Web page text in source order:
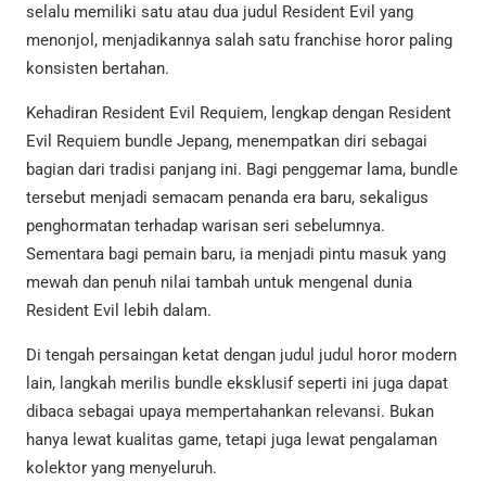
selalu memiliki satu atau dua judul Resident Evil yang
menonjol, menjadikannya salah satu franchise horor paling
konsisten bertahan.
Kehadiran Resident Evil Requiem, lengkap dengan Resident
Evil Requiem bundle Jepang, menempatkan diri sebagai
bagian dari tradisi panjang ini. Bagi penggemar lama, bundle
tersebut menjadi semacam penanda era baru, sekaligus
penghormatan terhadap warisan seri sebelumnya.
Sementara bagi pemain baru, ia menjadi pintu masuk yang
mewah dan penuh nilai tambah untuk mengenal dunia
Resident Evil lebih dalam.
Di tengah persaingan ketat dengan judul judul horor modern
lain, langkah merilis bundle eksklusif seperti ini juga dapat
dibaca sebagai upaya mempertahankan relevansi. Bukan
hanya lewat kualitas game, tetapi juga lewat pengalaman
kolektor yang menyeluruh.